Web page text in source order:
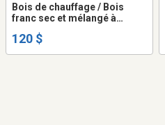
Bois de chauffage / Bois
franc sec et mélangé à
120 $